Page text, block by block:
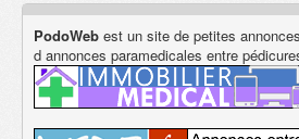
PodoWeb est un site de petites
d annonces paramedicales entre